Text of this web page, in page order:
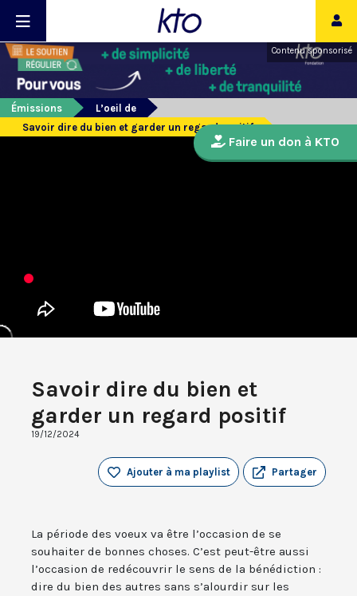
Contenu sponsorisé
Émissions
L’oeil de
Savoir dire du bien et garder un regard positif
Savoir dire du bien et
garder un regard positif
19/12/2024
Partager
Ajouter à ma playlist
La période des voeux va être l’occasion de se
souhaiter de bonnes choses. C’est peut-être aussi
l’occasion de redécouvrir le sens de la bénédiction :
dire du bien des autres sans s’alourdir sur les
Faire un don à KTO